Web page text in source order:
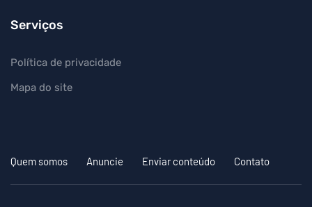
Serviços
Política de privacidade
Mapa do site
Quem somos Anuncie Enviar conteúdo Contato